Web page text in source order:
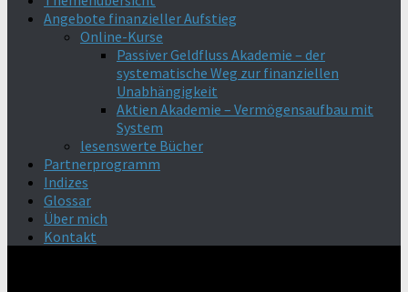
Angebote finanzieller Aufstieg
Online-Kurse
Passiver Geldfluss Akademie – der
systematische Weg zur finanziellen
Unabhängigkeit
Aktien Akademie – Vermögensaufbau mit
System
lesenswerte Bücher
Partnerprogramm
Indizes
Glossar
Über mich
Kontakt